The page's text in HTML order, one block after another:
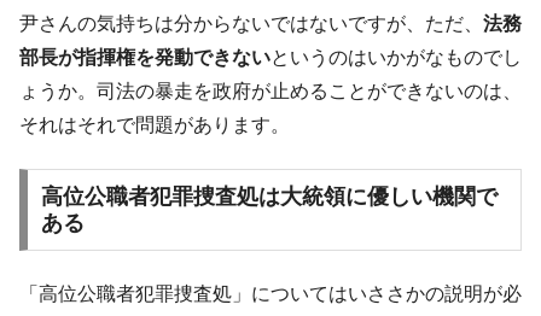
『Money1』
韓国「橋が落ちました」⇒ 耐久性「なさす
ぎ」では。
『Money1』
韓国鉄鋼最大手『POSCO』ズブズブ沈む。
営業利益80.2％も減少
にぶん殴る法案」提出！⇒ クーパン問題は合衆国企業に対
する差別。許してはおかぬ
『Money1』
『Money1』
韓国半導体『SKハイニックス』2026年2Qの
尹さんの気持ちは分からないではないですが、ただ、 法務
部長が指揮権を発動できないというのはいかがなものでし
ょうか。司法の暴走を政府が止めることができないのは、
それはそれで問題があります。
高位公職者犯罪捜査処は大統領に優しい機関で
ある
「高位公職者犯罪捜査処」についてはいささかの説明が必